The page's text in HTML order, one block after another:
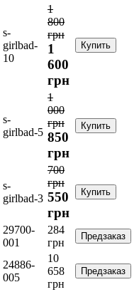
s-
girlbad-
10
1
800
грн
1
600
грн
Купить
s-
girlbad-5
1
000
грн
850
грн
Купить
s-
girlbad-3
700
грн
550
грн
Купить
29700-
001
284
грн
Предзаказ
24886-
005
10
658
грн
Предзаказ